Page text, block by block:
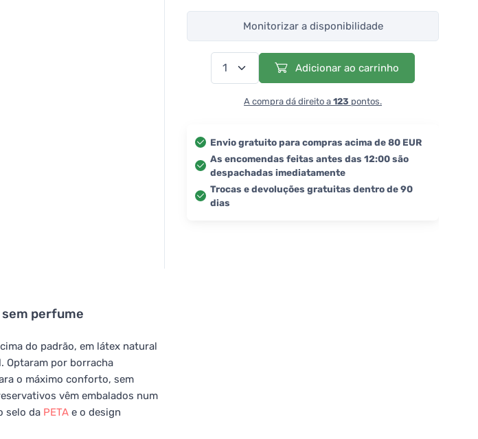
perfume
do padrão, em látex natural
Optaram por borracha
o máximo conforto, sem
vêm embalados num
selo da PETA e o design
Monitorizar a disponibilidade
Adicionar ao carrinho
A compra dá direito a 123 pontos.
Envio gratuito para compras acima de 80 EUR
As encomendas feitas antes das 12:00 são
despachadas imediatamente
Trocas e devoluções gratuitas dentro de 90
dias